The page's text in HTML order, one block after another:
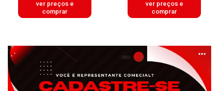
ver preços e
comprar
ver preços e
comprar